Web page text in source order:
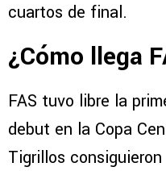
cuartos de final.
¿Cómo llega
FAS tuvo libre la
debut en la Copa
Tigrillos